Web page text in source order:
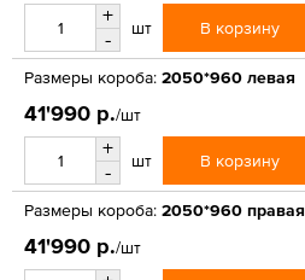
+
-
шт В корзину
Размеры короба: 2050*960 левая
41'990 р./шт
+
-
шт В корзину
Размеры короба: 2050*960 правая
41'990 р./шт